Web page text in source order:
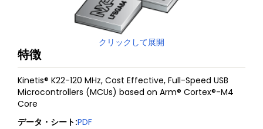
クリックして展開
特徴
Kinetis® K22-120 MHz, Cost Effective, Full-Speed USB
Microcontrollers (MCUs) based on Arm® Cortex®-M4
Core
データ・シート:PDF